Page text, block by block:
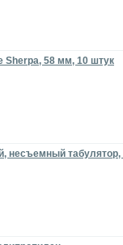
Sherpa, 58 мм, 10 штук
несъемный